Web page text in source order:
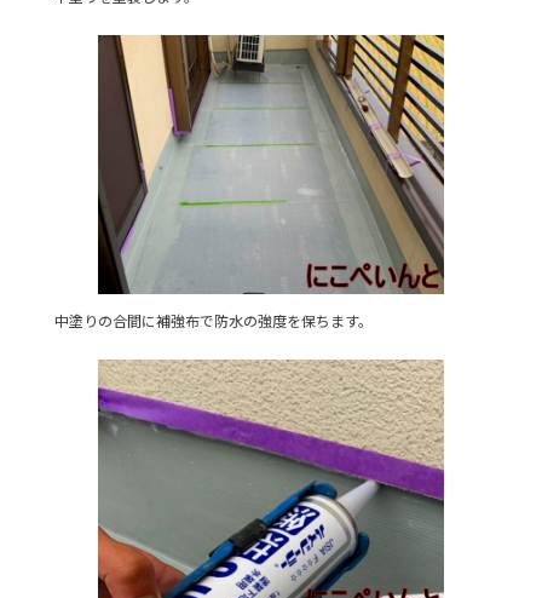
中塗りの合間に補強布で防水の強度を保ちます。